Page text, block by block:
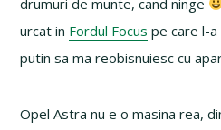
urcat in Fordul Focus pe care l-
putin sa ma reobisnuiesc cu
Opel Astra nu e o masina rea,